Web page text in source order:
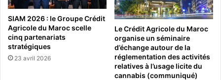
SIAM 2026 : le Groupe Crédit
Agricole du Maroc scelle
cinq partenariats
stratégiques
23 avril 2026
Le Crédit Agricole du Maroc
organise un séminaire
d’échange autour de la
réglementation des activités
relatives à l’usage licite du
cannabis (communiqué)